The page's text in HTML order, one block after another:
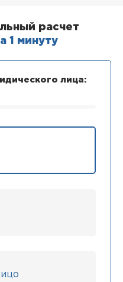
расчет
1 минуту
лица: